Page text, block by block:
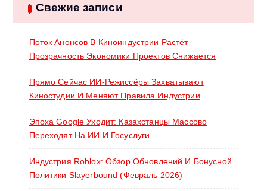
: Свежие записи
Поток Анонсов В Киноиндустрии Растёт —
Прозрачность Экономики Проектов Снижается
Прямо Сейчас ИИ-Режиссёры Захватывают
Киностудии И Меняют Правила Индустрии
Эпоха Google Уходит: Казахстанцы Массово
Переходят На ИИ И Госуслуги
Индустрия Roblox: Обзор Обновлений И Бонусной
Политики Slayerbound (февраль 2026)